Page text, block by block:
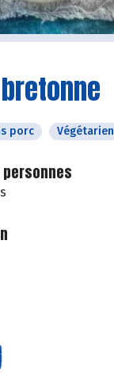
porc Végétarien
personnes